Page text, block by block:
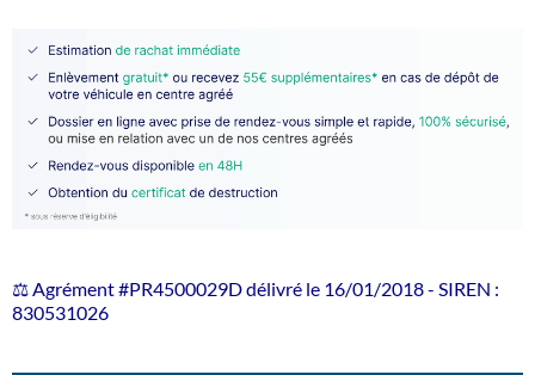
⚖️ Agrément #PR4500029D délivré le 16/01/2018 - SIREN :
830531026